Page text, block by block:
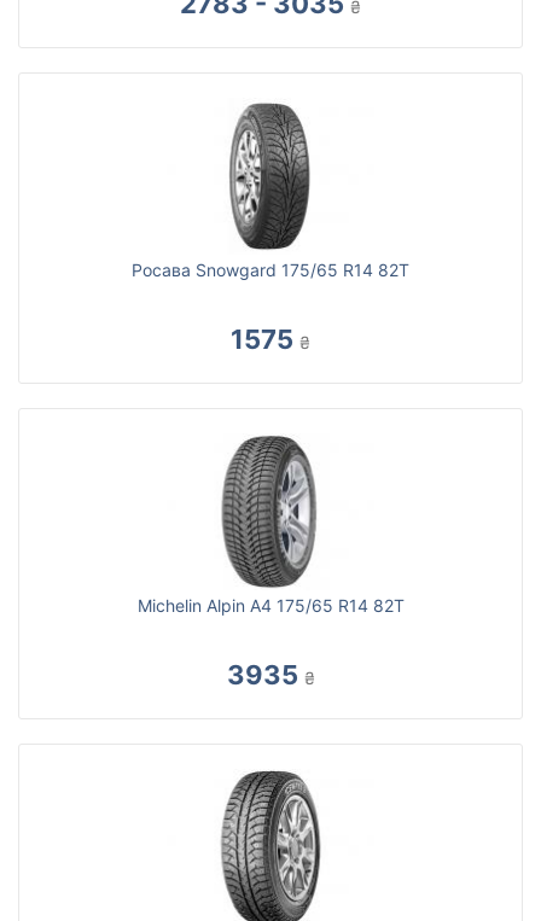
₴
Росава Snowgard 175/65 R14 82T
1575 ₴
Michelin Alpin A4 175/65 R14 82T
3935 ₴